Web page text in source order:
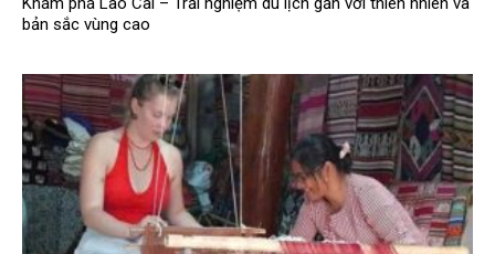
bản sắc vùng cao